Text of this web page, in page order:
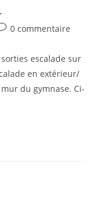
0 commentaire
escalade sur
en extérieur/
du gymnase. Ci-